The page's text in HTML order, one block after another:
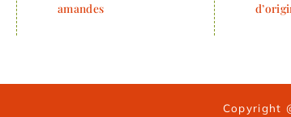
amandes
Copyright